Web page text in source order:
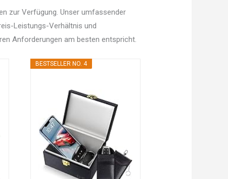
zur Verfügung. Unser umfassender
Leistungs-Verhältnis und
Anforderungen am besten entspricht.
BESTSELLER NO. 4